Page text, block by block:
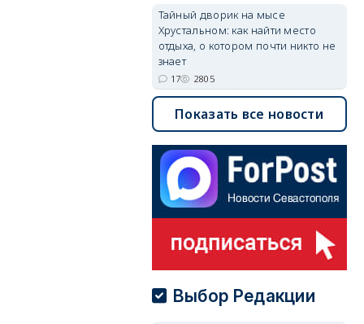
Тайный дворик на мысе
Хрустальном: как найти место
отдыха, о котором почти никто не
знает
17 2805
Показать все новости
Выбор Редакции